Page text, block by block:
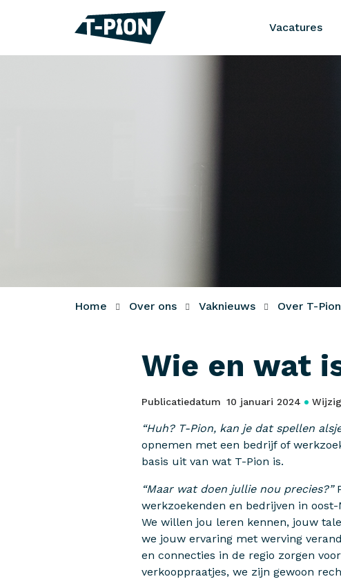
Vacatures
Home Over ons Vaknieuws Over T-Pion
Wie en wat
Publicatiedatum 10 januari 2024
“Huh? T-Pion, kan je dat spellen
opnemen met een bedrijf of
basis uit van wat T-Pion is.
“Maar wat doen jullie nou precies?”
werkzoekenden en bedrijven in
We willen jou leren kennen, jouw
we jouw ervaring met werving
en connecties in de regio zorgen
verkooppraatjes, we zijn gewoon